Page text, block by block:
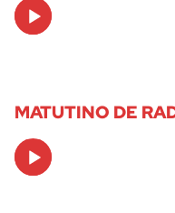
Audio
Player
MATUTINO DE
Audio
Player